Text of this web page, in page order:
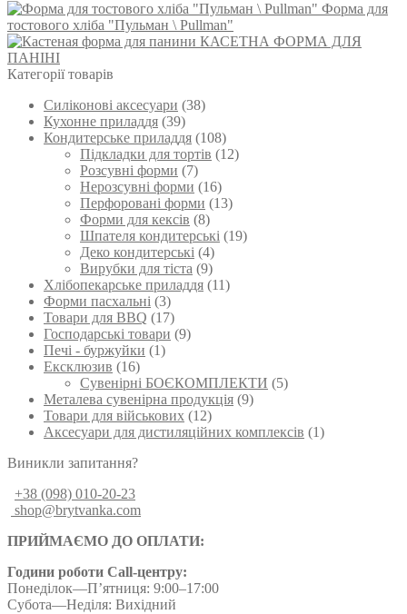
Форма для
тостового хліба "Пульман \ Pullman"
КАСЕТНА ФОРМА ДЛЯ
ПАНІНІ
Категорії товарів
Силіконові аксесуари (38)
Кухонне приладдя (39)
Кондитерське приладдя (108)
Підкладки для тортів (12)
Розсувні форми (7)
Нерозсувні форми (16)
Перфоровані форми (13)
Форми для кексів (8)
Шпателя кондитерські (19)
Деко кондитерські (4)
Вирубки для тіста (9)
Хлібопекарське приладдя (11)
Форми пасхальні (3)
Товари для BBQ (17)
Господарські товари (9)
Печі - буржуйки (1)
Ексклюзив (16)
Сувенірні БОЄКОМПЛЕКТИ (5)
Металева сувенірна продукція (9)
Товари для військових (12)
Аксесуари для дистиляційних комплексів (1)
Виникли запитання?
+38 (098) 010-20-23
shop@brytvanka.com
ПРИЙМАЄМО ДО ОПЛАТИ:
Години роботи Call-центру:
Понеділок—П’ятниця: 9:00–17:00
Субота—Неділя: Вихідний